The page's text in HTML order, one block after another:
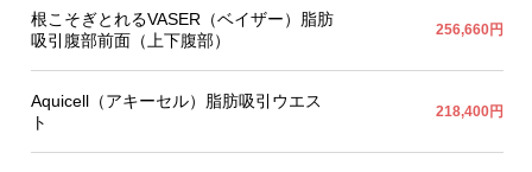
根こそぎとれるVASER（ベイザー）脂肪
吸引腹部前面（上下腹部）
256,660円
Aquicell（アキーセル）脂肪吸引ウエス
ト
218,400円